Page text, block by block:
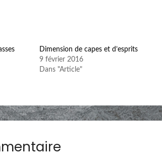
Dimension de capes et d’esprits
9 février 2016
Dans "Article"